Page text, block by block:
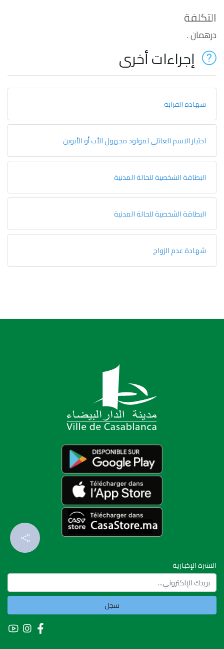
التكلفة
درهمان .
إجراءات أخرى
شهادة القرابة
اختيار الاسم العائلي لمولود مجهول الأب أو الأبوين
البطاقة الشخصية للحالة المدنية
البطاقة الشخصية للحالة المدنية
شهادة عدم الزواج
النشرة الإخبارية
سجل